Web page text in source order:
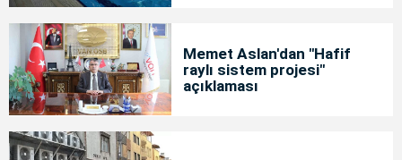
Memet Aslan'dan "Hafif
raylı sistem projesi"
açıklaması